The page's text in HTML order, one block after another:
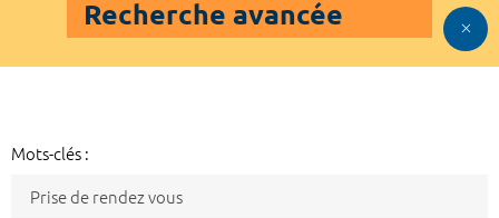
Recherche avancée
Mots-clés :